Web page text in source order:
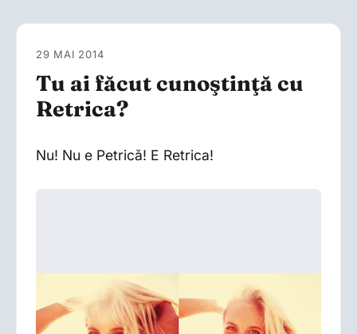
29 MAI 2014
Tu ai făcut cunoştinţă cu
Retrica?
Nu! Nu e Petrică! E Retrica!